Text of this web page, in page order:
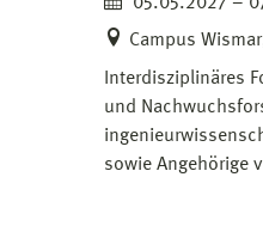
Campus
Interdisziplinäres
und
sowie Angehörige